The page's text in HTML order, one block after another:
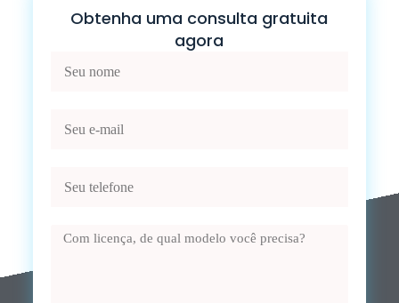
Obtenha uma consulta gratuita
agora